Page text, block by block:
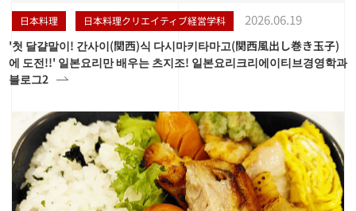
日本料理 日本料理クリエイティブ経営学科 2026.06.19
'첫 달걀말이! 간사이(関西)식 다시마키타마고(関西風出し巻き玉子)
에 도전!!' 일본요리만 배우는 츠지조! 일본요리크리에이티브경영학과
블로그2